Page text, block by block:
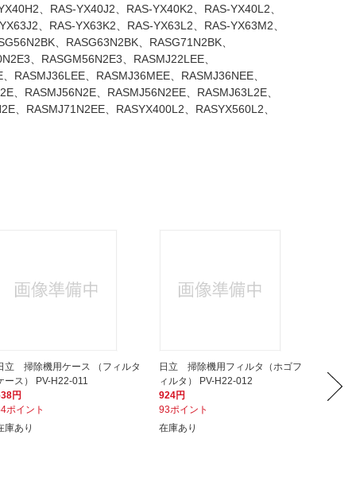
、RAS-YX40J2、RAS-YX40K2、RAS-YX40L2、
、RAS-YX63K2、RAS-YX63L2、RAS-YX63M2、
、RASG63N2BK、RASG71N2BK、
、RASGM56N2E3、RASMJ22LEE、
RASMJ36LEE、RASMJ36MEE、RASMJ36NEE、
、RASMJ56N2E、RASMJ56N2EE、RASMJ63L2E、
、RASMJ71N2EE、RASYX400L2、RASYX560L2、
立 掃除機用ケース （フィルタ
ース） PV-H22-011
円
ポイント
庫あり
日立 掃除機用フィルタ（ホゴフ
ィルタ） PV-H22-012
924円
93ポイント
在庫あり
マエ
3,168円